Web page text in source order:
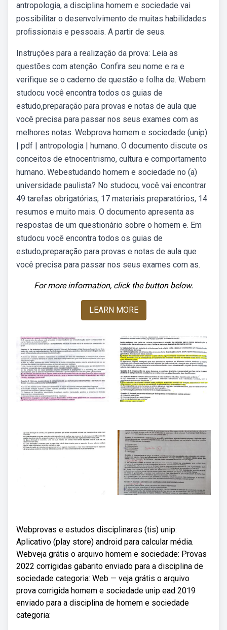
antropologia, a disciplina homem e sociedade vai
possibilitar o desenvolvimento de muitas habilidades
proﬁssionais e pessoais. A partir de seus.
Instruções para a realização da prova: Leia as
questões com atenção. Confira seu nome e ra e
verifique se o caderno de questão e folha de. Webem
studocu você encontra todos os guias de
estudo,preparação para provas e notas de aula que
você precisa para passar nos seus exames com as
melhores notas. Webprova homem e sociedade (unip)
| pdf | antropologia | humano. O documento discute os
conceitos de etnocentrismo, cultura e comportamento
humano. Webestudando homem e sociedade no (a)
universidade paulista? No studocu, você vai encontrar
49 tarefas obrigatórias, 17 materiais preparatórios, 14
resumos e muito mais. O documento apresenta as
respostas de um questionário sobre o homem e. Em
studocu você encontra todos os guias de
estudo,preparação para provas e notas de aula que
você precisa para passar nos seus exames com as.
For more information, click the button below.
LEARN MORE
Webprovas e estudos disciplinares (tis) unip:
Aplicativo (play store) android para calcular média.
Webveja grátis o arquivo homem e sociedade: Provas
2022 corrigidas gabarito enviado para a disciplina de
sociedade categoria: Web — veja grátis o arquivo
prova corrigida homem e sociedade unip ead 2019
enviado para a disciplina de homem e sociedade
categoria: